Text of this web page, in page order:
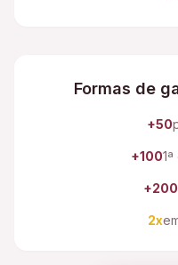
Formas de
+50
+100
+200
2x